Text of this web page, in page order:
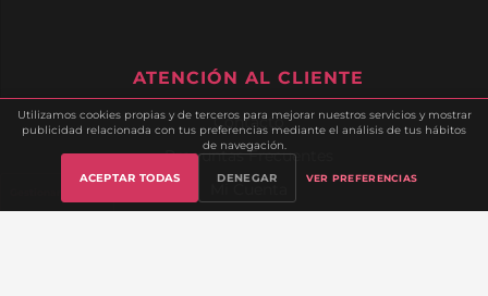
Utilizamos cookies propias y de terceros para mejorar nuestros servicios y mostrar
publicidad relacionada con tus preferencias mediante el análisis de tus hábitos
de navegación.
ACEPTAR TODAS DENEGAR VER PREFERENCIAS
ATENCIÓN AL CLIENTE
Contacto
Preguntas Frecuentes